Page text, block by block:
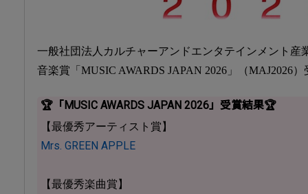
一般社団法人カルチャーアンドエンタテインメント産
音楽賞「MUSIC AWARDS JAPAN 2026」（MAJ2026
🏆「MUSIC AWARDS JAPAN 2026」受賞結果🏆
【最優秀アーティスト賞】
Mrs. GREEN APPLE
【最優秀楽曲賞】